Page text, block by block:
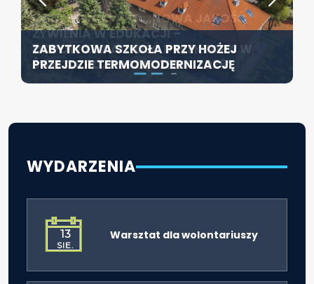
ZABYTKOWA SZKOŁA PRZY HOŻEJ
PRZEJDZIE TERMOMODERNIZACJĘ
KONFERENCJA PT. „NOWA JAKOŚĆ
ŻYWIENIA W EDUKACJI –
ODPOWIEDZIALNOŚĆ DYREKTORA W
ŚWIETLE ROZPORZĄDZENIA 2026”
SZCZECIN ROZWIJA EDUKACJĘ
WŁĄCZAJĄCĄ - NOWE
SPECJALISTYCZNE CENTRUM
ROZPOCZYNA DZIAŁALNOŚĆ
WYDARZENIA
13
SIE.
Warsztat dla wolontariuszy